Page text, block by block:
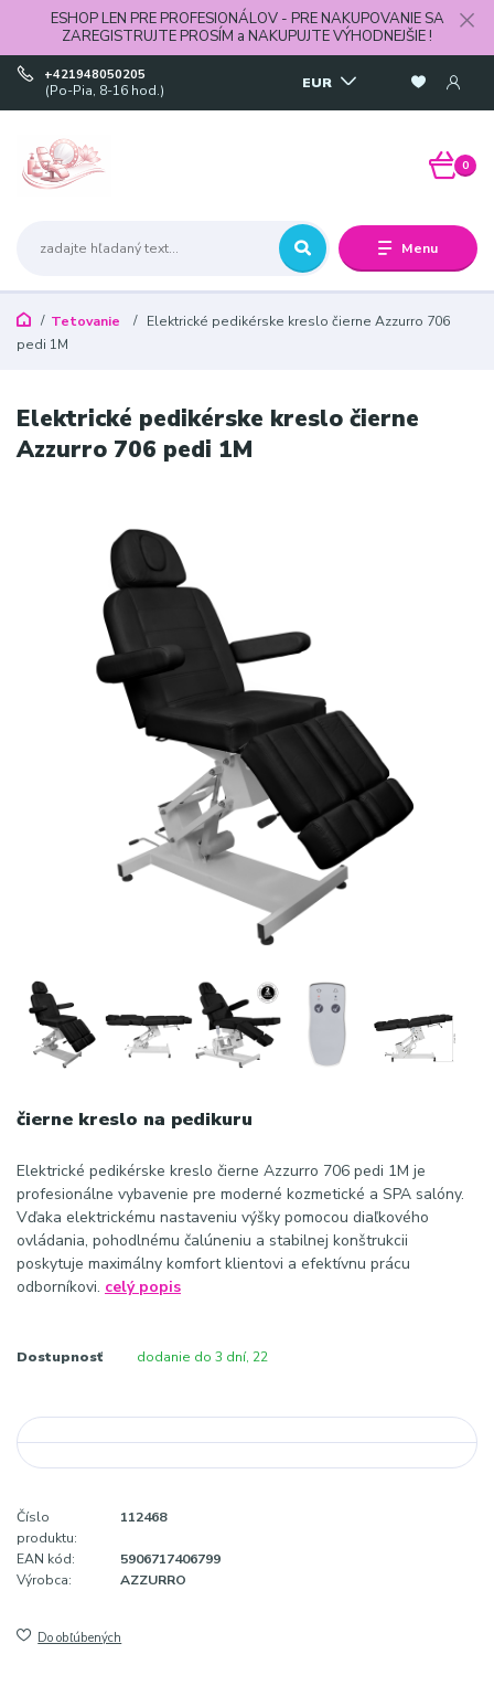
ESHOP LEN PRE PROFESIONÁLOV - PRE NAKUPOVANIE SA
ZAREGISTRUJTE PROSÍM a NAKUPUJTE VÝHODNEJŠIE !
Menu
EUR
+421948050205
(Po-Pia, 8-16 hod.)
0
Tetovanie
Elektrické pedikérske kreslo čierne Azzurro 706
pedi 1M
Elektrické pedikérske kreslo čierne
Azzurro 706 pedi 1M
čierne kreslo na pedikuru
Elektrické pedikérske kreslo čierne Azzurro 706 pedi 1M je
profesionálne vybavenie pre moderné kozmetické a SPA salóny.
Vďaka elektrickému nastaveniu výšky pomocou diaľkového
ovládania, pohodlnému čalúneniu a stabilnej konštrukcii
poskytuje maximálny komfort klientovi a efektívnu prácu
odborníkovi. celý popis
Dostupnosť dodanie do 3 dní, 22
Číslo
produktu:
112468
EAN kód:
5906717406799
Výrobca:
AZZURRO
Do obľúbených